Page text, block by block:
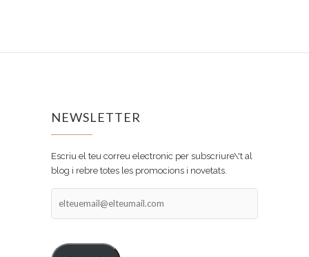
NEWSLETTER
Escriu el teu correu electronic per subscriure\'t al
blog i rebre totes les promocions i novetats.